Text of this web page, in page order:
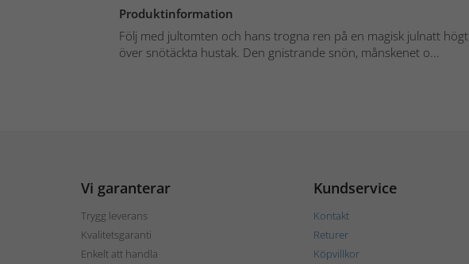
Produktinformation
Följ med jultomten och hans trogna ren på en magisk julnatt högt
över snötäckta hustak. Den gnistrande snön, månskenet o...
Vi garanterar
Trygg leverans
Kvalitetsgaranti
Enkelt att handla
Kundservice
Kontakt
Returer
Köpvillkor